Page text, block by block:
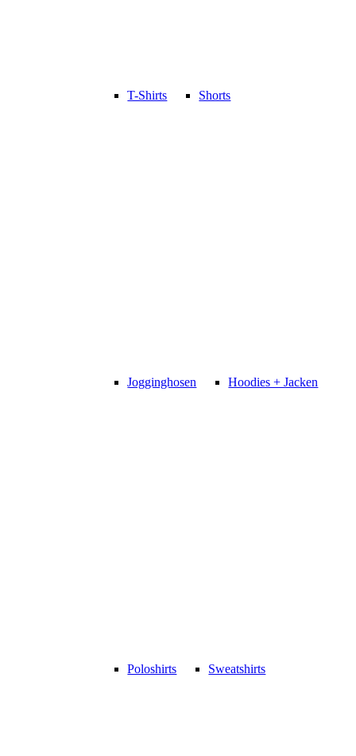
T-Shirts Shorts
Jogginghosen Hoodies + Jacken
Poloshirts Sweatshirts